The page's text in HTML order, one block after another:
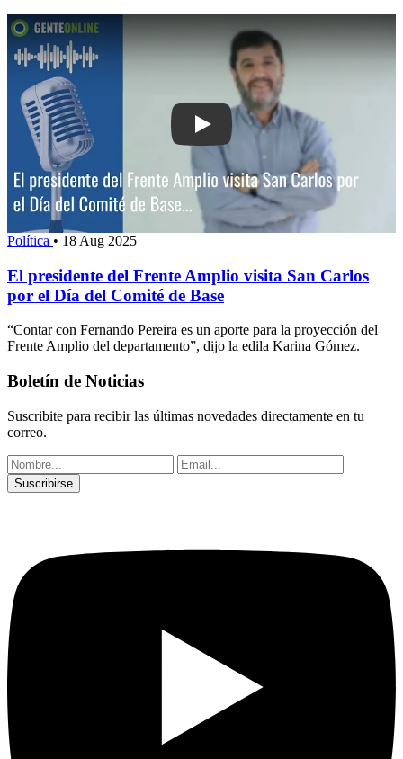
Play: El presidente del Frente Amplio
Política • 18 Aug 2025
El presidente del Frente Amplio visita San Carlos
por el Día del Comité de Base
“Contar con Fernando Pereira es un aporte para la proyección del
Frente Amplio del departamento”, dijo la edila Karina Gómez.
Boletín de Noticias
Suscribite para recibir las últimas novedades directamente en tu
correo.
Suscribirse